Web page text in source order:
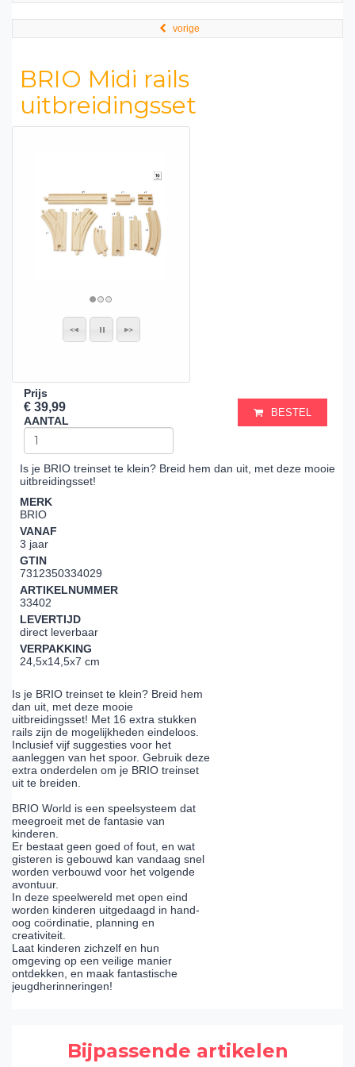
vorige
BRIO Midi rails
uitbreidingsset
Prijs
€ 39,99
AANTAL
BESTEL
Is je BRIO treinset te klein? Breid hem dan uit, met deze mooie
uitbreidingsset!
MERK
BRIO
VANAF
3 jaar
GTIN
7312350334029
ARTIKELNUMMER
33402
LEVERTIJD
direct leverbaar
VERPAKKING
24,5x14,5x7 cm
Is je BRIO treinset te klein? Breid hem
dan uit, met deze mooie
uitbreidingsset! Met 16 extra stukken
rails zijn de mogelijkheden eindeloos.
Inclusief vijf suggesties voor het
aanleggen van het spoor. Gebruik deze
extra onderdelen om je BRIO treinset
uit te breiden.
BRIO World is een speelsysteem dat
meegroeit met de fantasie van
kinderen.
Er bestaat geen goed of fout, en wat
gisteren is gebouwd kan vandaag snel
worden verbouwd voor het volgende
avontuur.
In deze speelwereld met open eind
worden kinderen uitgedaagd in hand-
oog coördinatie, planning en
creativiteit.
Laat kinderen zichzelf en hun
omgeving op een veilige manier
ontdekken, en maak fantastische
jeugdherinneringen!
Bijpassende artikelen